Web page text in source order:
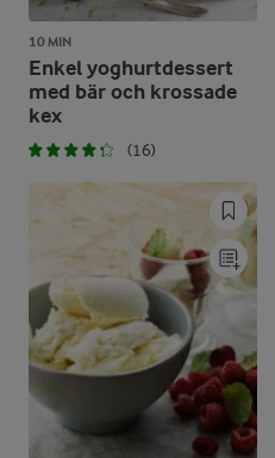
10 MIN
Enkel yoghurtdessert
med bär och krossade
kex
(16)